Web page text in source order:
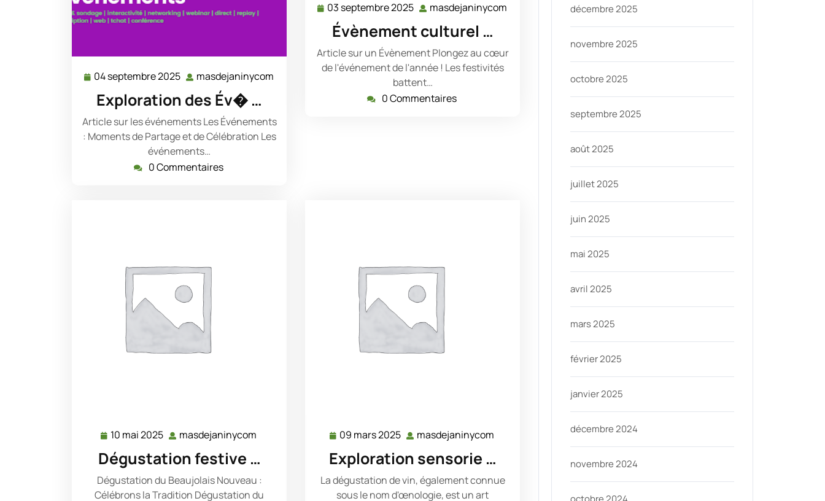
04 septembre 2025 04
septembre
2025
masdejaninycom
Exploration des Év� …
Article sur les événements Les Événements
: Moments de Partage et de Célébration Les
événements…
0 Commentaires
03 septembre 2025 03
septembre
2025
masdejaninycom masdejaninycom
Évènement culturel …
Article sur un Évènement Plongez au cœur
de l'événement de l'année ! Les festivités
battent…
0 Commentaires
10 mai 2025 10
mai
2025
masdejaninycom masdejaninycom
Dégustation festive …
Dégustation du Beaujolais Nouveau :
Célébrons la Tradition Dégustation du
09 mars 2025 09
2025
masdejaninycom masdejaninycom
Exploration sensorie …
La dégustation de vin, également connue
sous le nom d'œnologie, est un art
décembre 2025
novembre 2025
octobre 2025
septembre 2025
août 2025
juillet 2025
juin 2025
mai 2025
avril 2025
mars 2025
février 2025
janvier 2025
décembre 2024
novembre 2024